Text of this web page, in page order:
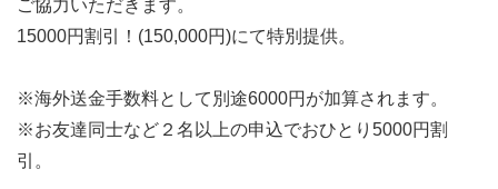
ご協力いただきます。
15000円割引！(150,000円)にて特別提供。
※海外送金手数料として別途6000円が加算されます。
※お友達同士など２名以上の申込でおひとり5000円割
引。